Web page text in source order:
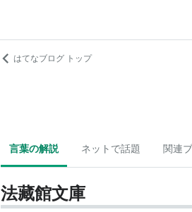
はてなブログ トップ
言葉の解説 ネットで話題 関連
法藏館文庫